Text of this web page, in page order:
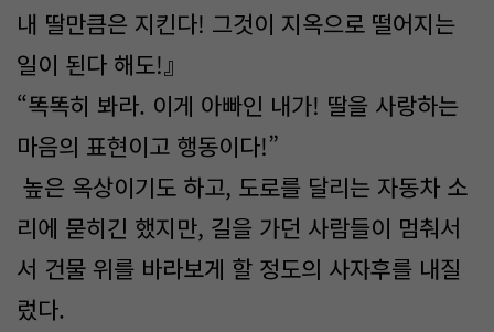
내 딸만큼은 지킨다! 그것이 지옥으로 떨어지는
일이 된다 해도!』
“똑똑히 봐라. 이게 아빠인 내가! 딸을 사랑하는
마음의 표현이고 행동이다!”
높은 옥상이기도 하고, 도로를 달리는 자동차 소
리에 묻히긴 했지만, 길을 가던 사람들이 멈춰서
서 건물 위를 바라보게 할 정도의 사자후를 내질
렀다.